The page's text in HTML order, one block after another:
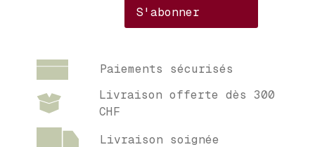
Paiements sécurisés
Livraison offerte dès 300
CHF
Livraison soignée